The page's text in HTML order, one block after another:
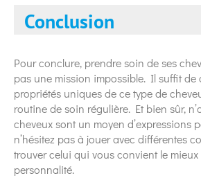
Conclusion
Pour conclure, prendre soin de ses
pas une mission impossible. Il suffit de
propriétés uniques de ce type de
routine de soin régulière. Et bien sûr,
cheveux sont un moyen d’expressions
n’hésitez pas à jouer avec différentes
trouver celui qui vous convient le mieux
personnalité.